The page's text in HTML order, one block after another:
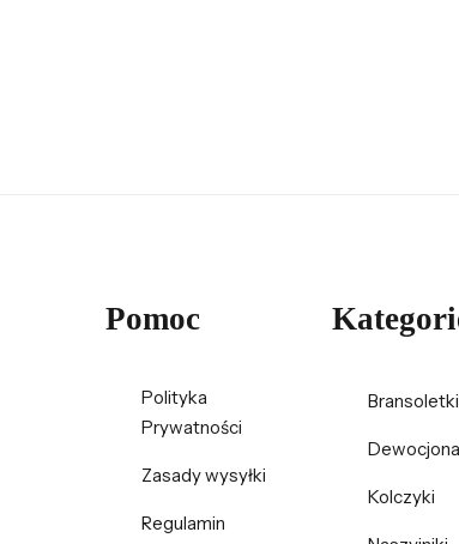
Pomoc
Polityka
Prywatności
Zasady wysyłki
Regulamin
Bransoletki
Kolczyki